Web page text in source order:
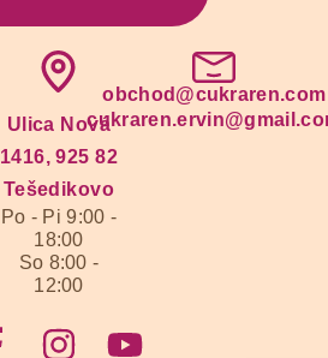
Ulica Nová
1416, 925 82
Tešedikovo
Po - Pi 9:00 -
18:00
So 8:00 -
12:00
obchod@cukraren.com